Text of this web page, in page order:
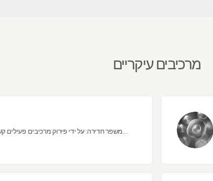
מרכיבים עיקריים
משפר חדירה: על ידי פירוק מרכיבים